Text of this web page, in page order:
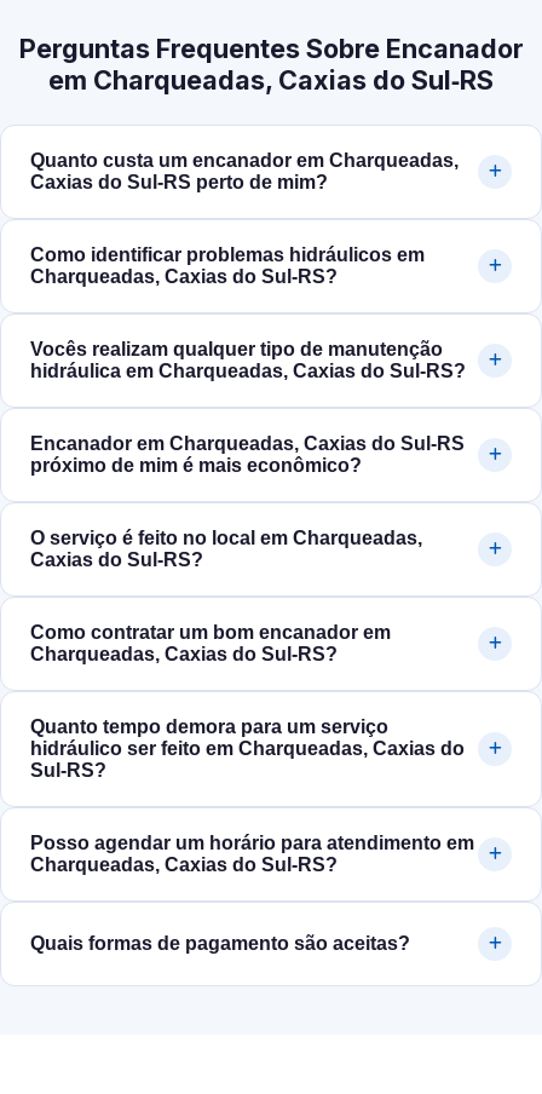
Perguntas Frequentes Sobre Encanador
em Charqueadas, Caxias do Sul‑RS
Quanto custa um encanador em Charqueadas,
Caxias do Sul‑RS perto de mim?
Como identificar problemas hidráulicos em
Charqueadas, Caxias do Sul‑RS?
Vocês realizam qualquer tipo de manutenção
hidráulica em Charqueadas, Caxias do Sul‑RS?
Encanador em Charqueadas, Caxias do Sul‑RS
próximo de mim é mais econômico?
O serviço é feito no local em Charqueadas,
Caxias do Sul‑RS?
Como contratar um bom encanador em
Charqueadas, Caxias do Sul‑RS?
Quanto tempo demora para um serviço
hidráulico ser feito em Charqueadas, Caxias do
Sul‑RS?
Posso agendar um horário para atendimento em
Charqueadas, Caxias do Sul‑RS?
Quais formas de pagamento são aceitas?